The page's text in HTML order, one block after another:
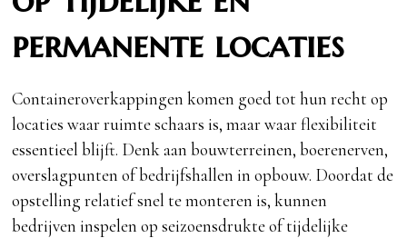
permanente locaties
Containeroverkappingen komen goed tot hun recht op
locaties waar ruimte schaars is, maar waar flexibiliteit
essentieel blijft. Denk aan bouwterreinen, boerenerven,
overslagpunten of bedrijfshallen in opbouw. Doordat de
opstelling relatief snel te monteren is, kunnen
bedrijven inspelen op seizoensdrukte of tijdelijke